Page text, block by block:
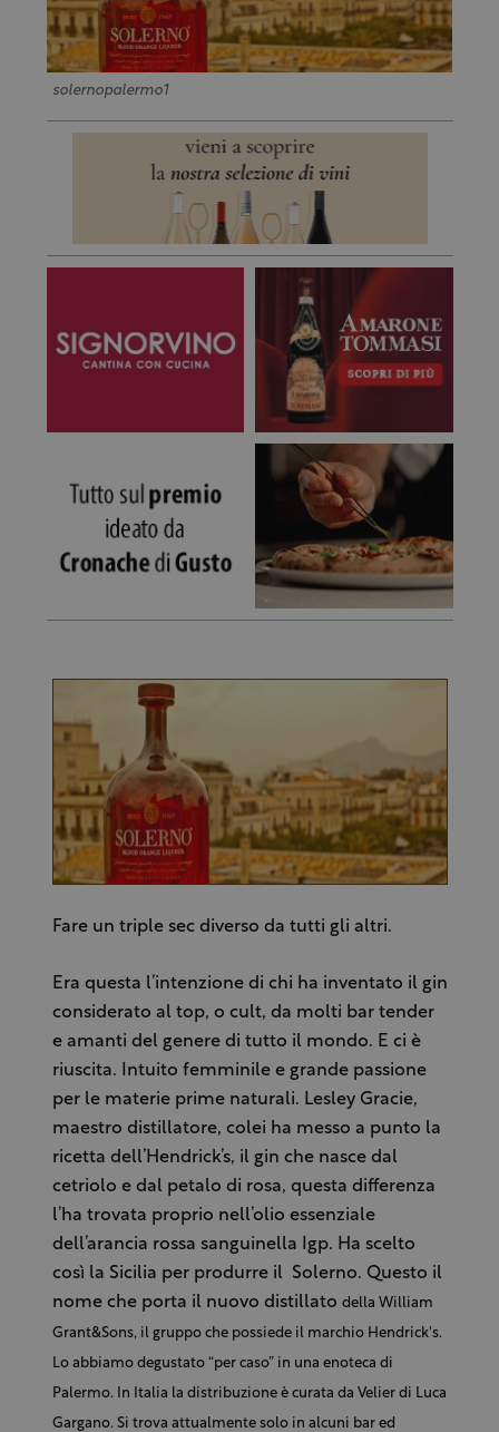
solernopalermo1
Fare un triple sec diverso da tutti gli altri.
Era questa l’intenzione di chi ha inventato il gin
considerato al top, o cult, da molti bar tender
e amanti del genere di tutto il mondo. E ci è
riuscita. Intuito femminile e grande passione
per le materie prime naturali. Lesley Gracie,
maestro distillatore, colei ha messo a punto la
ricetta dell’Hendrick’s, il gin che nasce dal
cetriolo e dal petalo di rosa, questa differenza
l’ha trovata proprio nell’olio essenziale
dell’arancia rossa sanguinella Igp. Ha scelto
così la Sicilia per produrre il Solerno. Questo il
nome che porta il nuovo distillato della William
Grant&Sons, il gruppo che possiede il marchio Hendrick's.
Lo abbiamo degustato “per caso” in una enoteca di
Palermo. In Italia la distribuzione è curata da Velier di Luca
Gargano. Si trova attualmente solo in alcuni bar ed